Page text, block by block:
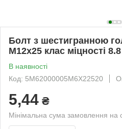
Болт з шестигранною
М12х25 клас міцності 8.8
В наявності
Код: 5M62000005M6X22520
5,44 ₴
Мінімальна сума замовлення на